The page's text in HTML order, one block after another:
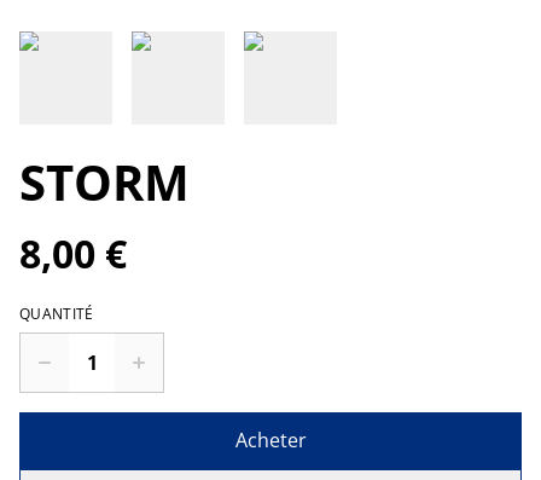
STORM
8,00 €
QUANTITÉ
Acheter